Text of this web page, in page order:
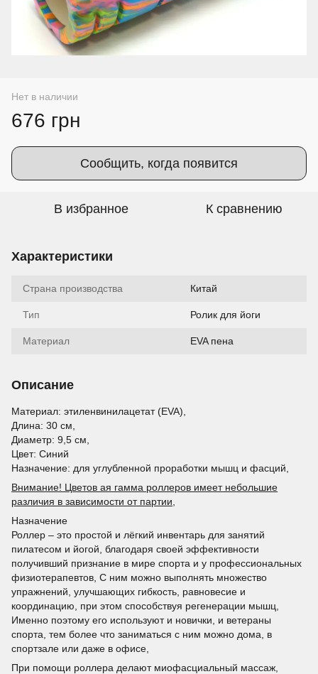
Нет в наличии
676 грн
Сообщить, когда появится
В избранное К сравнению
Характеристики
Страна производства Китай
Тип Ролик для йоги
Материал EVA пена
Описание
Материал: этиленвинилацетат (EVA),
Длина: 30 см,
Диаметр: 9,5 см,
Цвет: Синий
Назначение: для углубленной проработки мышц и фасций,
Внимание! Цветов ая гамма роллеров имеет небольшие
различия в зависимости от партии,
Назначение
Роллер – это простой и лёгкий инвентарь для занятий
пилатесом и йогой, благодаря своей эффективности
получивший признание в мире спорта и у профессиональных
физиотерапевтов, С ним можно выполнять множество
упражнений, улучшающих гибкость, равновесие и
координацию, при этом способствуя регенерации мышц,
Именно поэтому его используют и новички, и ветераны
спорта, тем более что заниматься с ним можно дома, в
спортзале или даже в офисе,
При помощи роллера делают миофасциальный массаж,